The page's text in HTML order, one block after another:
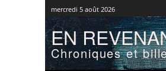
mercredi 5 août 2026
EN
Chroniques et